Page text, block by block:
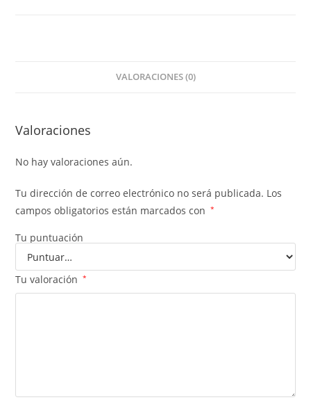
VALORACIONES (0)
Valoraciones
No hay valoraciones aún.
Tu dirección de correo electrónico no será publicada. Los
campos obligatorios están marcados con
*
Tu puntuación
Tu valoración *